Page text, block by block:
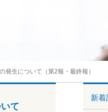
発生について（第2報・最終報）
て
新着